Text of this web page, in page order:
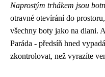
Naprostým trhákem jsou
otravné otevírání do
všechny boty jako na dlani.
Paráda - předsíň hned
zkontrolovat, než vyrazíte